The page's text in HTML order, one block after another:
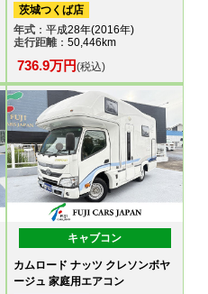
茨城つくば店
年式：平成28年(2016年)
走行距離：50,446km
736.9万円(税込)
キャブコン
カムロード ナッツ クレソンボヤ
ージュ 家庭用エアコン